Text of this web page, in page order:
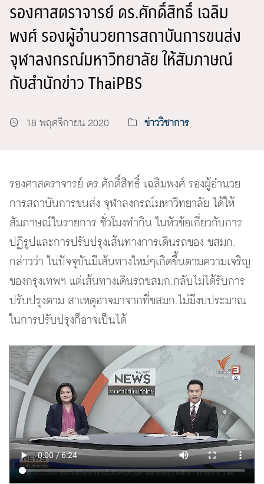
รองศาสตราจารย์ ดร.ศักดิ์สิทธิ์ เฉลิม
พงศ์ รองผู้อำนวยการสถาบันการขนส่ง
จุฬาลงกรณ์มหาวิทยาลัย ให้สัมภาษณ์
กับสำนักข่าว ThaiPBS
18 พฤศจิกายน 2020 ข่าววิชาการ
รองศาสตราจารย์ ดร.ศักดิ์สิทธิ์ เฉลิมพงศ์ รองผู้อำนวย
การสถาบันการขนส่ง จุฬาลงกรณ์มหาวิทยาลัย ได้ให้
สัมภาษณ์ในรายการ ชั่วโมงทำกิน ในหัวข้อเกี่ยวกับการ
ปฏิรูปและการปรับปรุงเส้นทางการเดินรถของ ขสมก.
กล่าวว่า ในปัจจุบันมีเส้นทางใหม่ๆเกิดขึ้นตามความเจริญ
ของกรุงเทพฯ แต่เส้นทางเดินรถขสมก.กลับไม่ได้รับการ
ปรับปรุงตาม สาเหตุอาจมาจากที่ขสมก.ไม่มีงบประมาณ
ในการปรับปรุงก็อาจเป็นได้